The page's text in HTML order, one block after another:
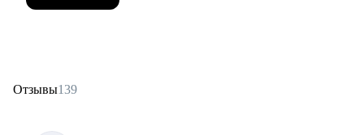
Отзывы139